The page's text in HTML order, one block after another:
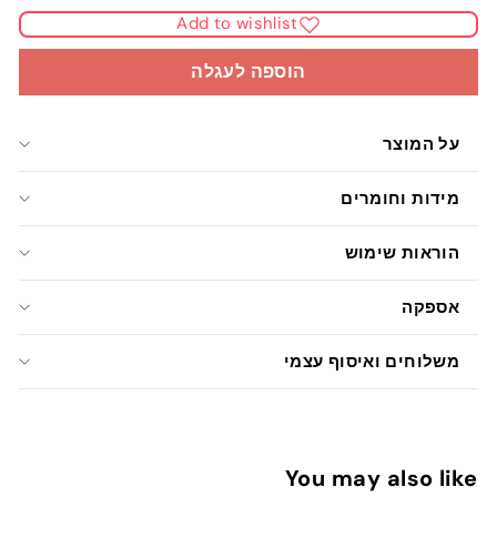
Add to wishlist
הוספה לעגלה
על המוצר
מידות וחומרים
הוראות שימוש
אספקה
משלוחים ואיסוף עצמי
You may also like